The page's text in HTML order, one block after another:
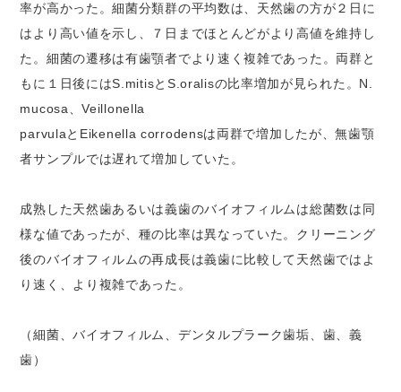
率が高かった。細菌分類群の平均数は、天然歯の方が２日に
はより高い値を示し、７日までほとんどがより高値を維持し
た。細菌の遷移は有歯顎者でより速く複雑であった。両群と
もに１日後にはS.mitisとS.oralisの比率増加が見られた。N.
mucosa、Veillonella
parvulaとEikenella corrodensは両群で増加したが、無歯顎
者サンプルでは遅れて増加していた。
成熟した天然歯あるいは義歯のバイオフィルムは総菌数は同
様な値であったが、種の比率は異なっていた。クリーニング
後のバイオフィルムの再成長は義歯に比較して天然歯ではよ
り速く、より複雑であった。
（細菌、バイオフィルム、デンタルプラーク歯垢、歯、義
歯）